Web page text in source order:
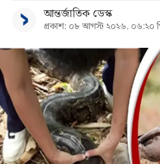
আন্তর্জাতিক ডেস্ক
প্রকাশ: ০৮ আগস্ট ২০২৬, ০৬:২০